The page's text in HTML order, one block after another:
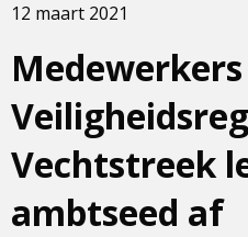
Medewerkers
Vechtstreek
ambtseed af
12 maart 2021